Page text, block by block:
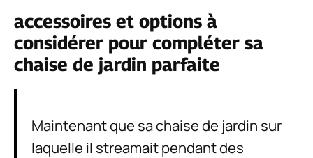
accessoires et options à
considérer pour compléter sa
chaise de jardin parfaite
Maintenant que sa chaise de jardin sur
laquelle il streamait pendant des